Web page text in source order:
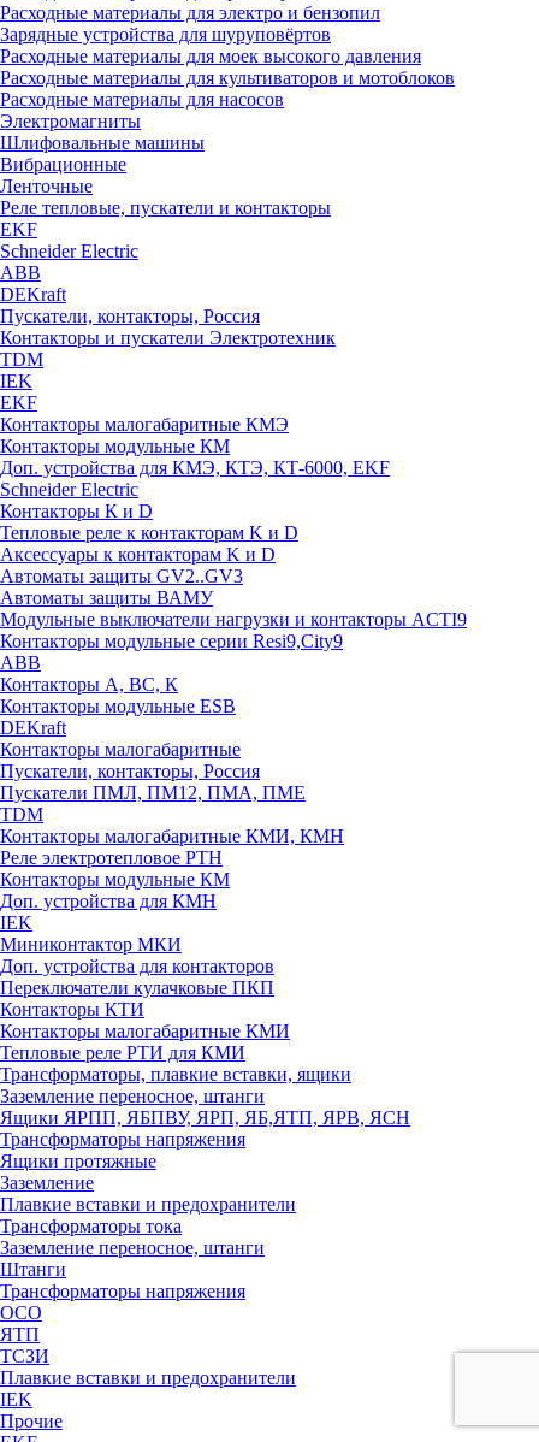
Расходные материалы для электро и бензопил
Зарядные устройства для шуруповёртов
Расходные материалы для моек высокого давления
Расходные материалы для культиваторов и мотоблоков
Расходные материалы для насосов
Электромагниты
Шлифовальные машины
Вибрационные
Ленточные
Реле тепловые, пускатели и контакторы
EKF
Schneider Electric
ABB
DEKraft
Пускатели, контакторы, Россия
Контакторы и пускатели Электротехник
TDM
IEK
EKF
Контакторы малогабаритные КМЭ
Контакторы модульные КМ
Доп. устройства для КМЭ, КТЭ, КТ-6000, EKF
Schneider Electric
Контакторы К и D
Тепловые реле к контакторам K и D
Аксессуары к контакторам K и D
Автоматы защиты GV2..GV3
Автоматы защиты ВАМУ
Модульные выключатели нагрузки и контакторы ACTI9
Контакторы модульные серии Resi9,City9
ABB
Контакторы А, ВС, К
Контакторы модульные ESB
DEKraft
Контакторы малогабаритные
Пускатели, контакторы, Россия
Пускатели ПМЛ, ПМ12, ПМА, ПМЕ
TDM
Контакторы малогабаритные КМИ, КМН
Реле электротепловое РТН
Контакторы модульные КМ
Доп. устройства для КМН
IEK
Миниконтактор МКИ
Доп. устройства для контакторов
Переключатели кулачковые ПКП
Контакторы КТИ
Контакторы малогабаритные КМИ
Тепловые реле РTИ для КМИ
Трансформаторы, плавкие вставки, ящики
Заземление переносное, штанги
Ящики ЯРПП, ЯБПВУ, ЯРП, ЯБ,ЯТП, ЯРВ, ЯСН
Трансформаторы напряжения
Ящики протяжные
Заземление
Плавкие вставки и предохранители
Трансформаторы тока
Заземление переносное, штанги
Штанги
Трансформаторы напряжения
ОСО
ЯТП
ТСЗИ
Плавкие вставки и предохранители
IEK
Прочие